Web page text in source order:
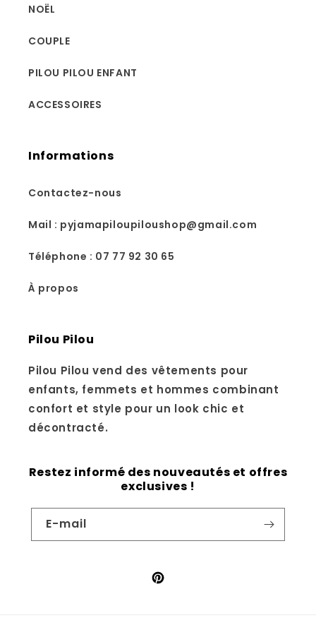
NOËL
COUPLE
PILOU PILOU ENFANT
ACCESSOIRES
Informations
Contactez-nous
Mail : pyjamapiloupiloushop@gmail.com
Téléphone : 07 77 92 30 65
À propos
Pilou Pilou
Pilou Pilou vend des vêtements pour
enfants, femmets et hommes combinant
confort et style pour un look chic et
décontracté.
Restez informé des nouveautés et offres
exclusives !
E-mail
Pinterest